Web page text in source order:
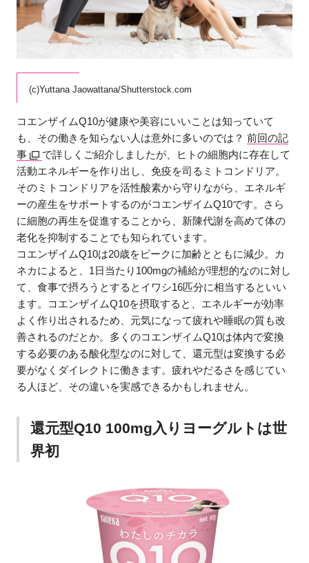
(c)Yuttana Jaowattana/Shutterstock.com
コエンザイムQ10が健康や美容にいいことは知っていて
も、その働きを知らない人は意外に多いのでは？前回の記
事
で詳しくご紹介しましたが、ヒトの細胞内に存在して
活動エネルギーを作り出し、免疫を司るミトコンドリア。
そのミトコンドリアを活性酸素から守りながら、エネルギ
ーの産生をサポートするのがコエンザイムQ10です。さら
に細胞の再生を促進することから、新陳代謝を高めて体の
老化を抑制することでも知られています。
コエンザイムQ10は20歳をピークに加齢とともに減少。カ
ネカによると、1日当たり100mgの補給が理想的なのに対し
て、食事で摂ろうとするとイワシ16匹分に相当するといい
ます。コエンザイムQ10を摂取すると、エネルギーが効率
よく作り出されるため、元気になって疲れや睡眠の質も改
善されるのだとか。多くのコエンザイムQ10は体内で変換
する必要のある酸化型なのに対して、還元型は変換する必
要がなくダイレクトに働きます。疲れやだるさを感じてい
る人ほど、その違いを実感できるかもしれません。
還元型Q10 100mg入りヨーグルトは世
界初